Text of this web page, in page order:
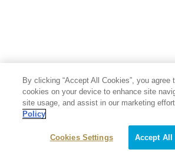
芸術・アート 映画・音
写真集 教養
医学・福祉
By clicking “Accept All Cookies”, you agree
cookies on your device to enhance site
site usage, and assist in our marketing
Policy
Cookies Settings Accept All